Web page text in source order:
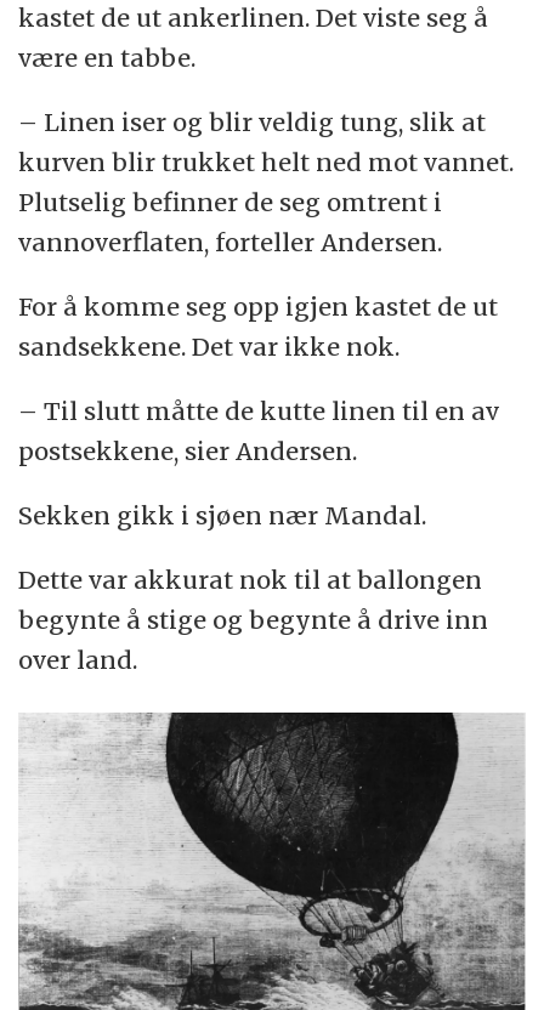
kastet de ut ankerlinen. Det viste seg å
være en tabbe.
– Linen iser og blir veldig tung, slik at
kurven blir trukket helt ned mot vannet.
Plutselig befinner de seg omtrent i
vannoverflaten, forteller Andersen.
For å komme seg opp igjen kastet de ut
sandsekkene. Det var ikke nok.
– Til slutt måtte de kutte linen til en av
postsekkene, sier Andersen.
Sekken gikk i sjøen nær Mandal.
Dette var akkurat nok til at ballongen
begynte å stige og begynte å drive inn
over land.